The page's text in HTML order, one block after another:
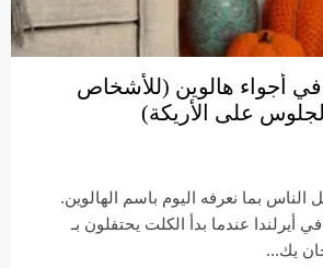
أجواء هالوين (للأشخاص
على الأريكة)
احتفل الناس بما نعرفه اليوم باسم الهالوين.
أيرلندا عندما بدأ الكلت يحتفلون بـ
يك...